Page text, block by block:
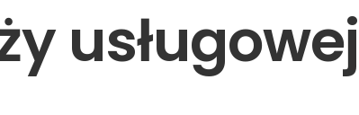
usługowej